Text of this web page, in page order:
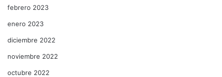
febrero 2023
enero 2023
diciembre 2022
noviembre 2022
octubre 2022